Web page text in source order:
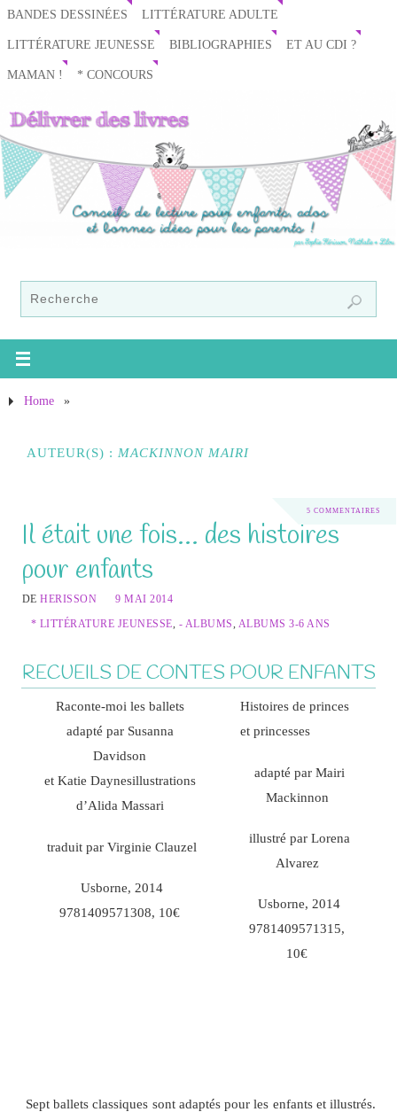
BANDES DESSINÉES LITTÉRATURE ADULTE
LITTÉRATURE JEUNESSE BIBLIOGRAPHIES ET AU CDI ?
MAMAN ! * CONCOURS
Home »
AUTEUR(S) : MACKINNON MAIRI
5 COMMENTAIRES
Il était une fois… des histoires
pour enfants
DEHERISSON
9 MAI 2014
* LITTÉRATURE JEUNESSE, - ALBUMS, ALBUMS 3-6 ANS
RECUEILS DE CONTES POUR ENFANTS
Raconte-moi les ballets
adapté par Susanna
Davidson
et Katie Daynesillustrations
d’Alida Massari
traduit par Virginie Clauzel
Usborne, 2014
9781409571308, 10€
Histoires de princes
et princesses
adapté par Mairi
Mackinnon
illustré par Lorena
Alvarez
Usborne, 2014
9781409571315,
10€
Sept ballets classiques sont adaptés pour les enfants et illustrés.